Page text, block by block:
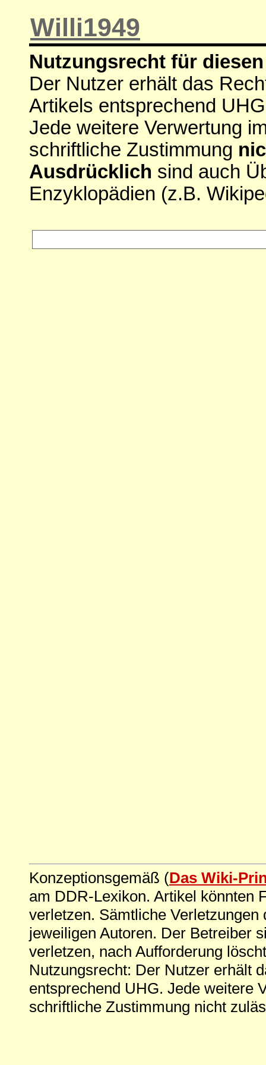
Willi1949
Nutzungsrecht für
Der Nutzer erhält das
Artikels entsprechend
Jede weitere Verwertung
schriftliche Zustimmung
Ausdrücklich sind auch
Enzyklopädien (z.B.
Konzeptionsgemäß (Das Wiki-
am DDR-Lexikon. Artikel könnten
verletzen. Sämtliche
jeweiligen Autoren. Der Betreiber
verletzen, nach Aufforderung
Nutzungsrecht: Der Nutzer erhält
entsprechend UHG. Jede weitere
schriftliche Zustimmung nicht